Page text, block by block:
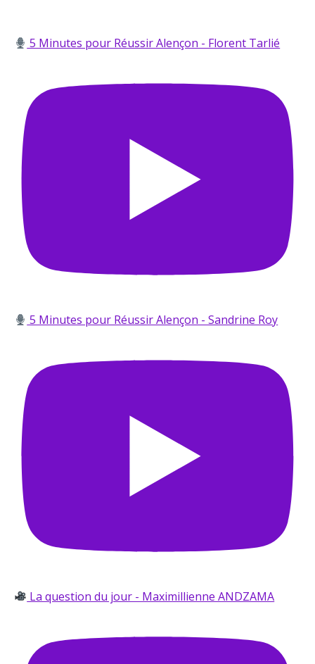
5 Minutes pour Réussir Alençon - Florent Tarlié
5 Minutes pour Réussir Alençon - Sandrine Roy
La question du jour - Maximillienne ANDZAMA